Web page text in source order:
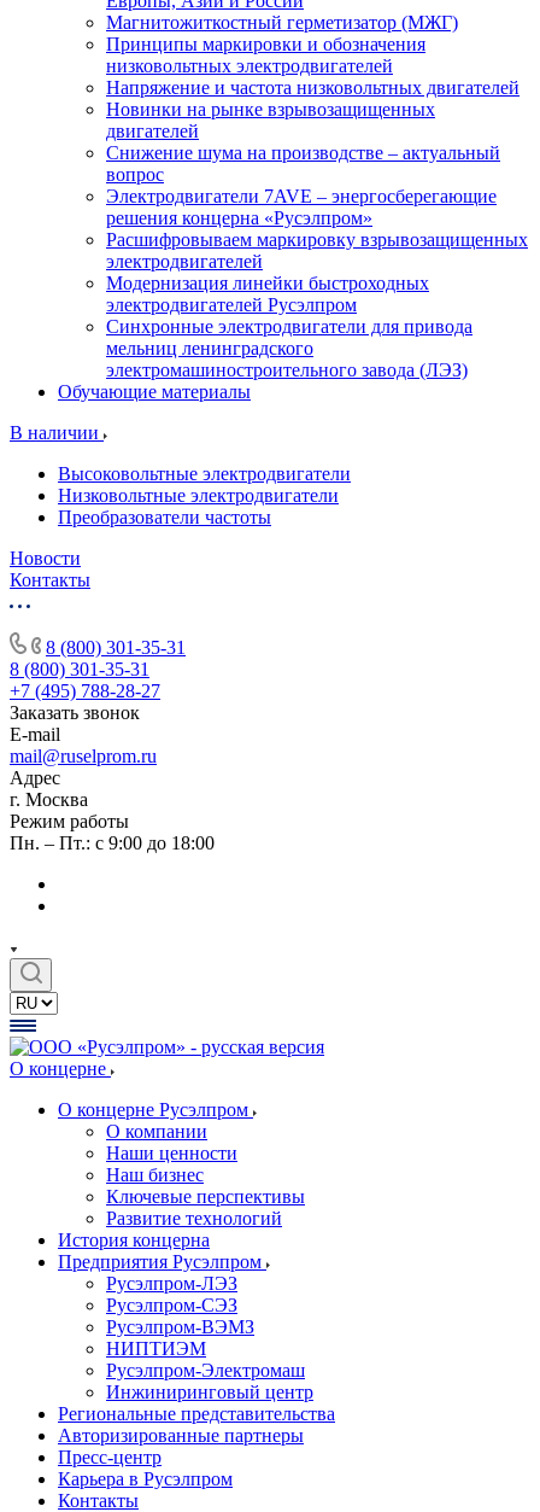
Магнитожиткостный герметизатор (МЖГ)
Принципы маркировки и обозначения
низковольтных электродвигателей
Напряжение и частота низковольтных двигателей
Новинки на рынке взрывозащищенных
двигателей
Снижение шума на производстве – актуальный
вопрос
Электродвигатели 7AVE – энергосберегающие
решения концерна «Русэлпром»
Расшифровываем маркировку взрывозащищенных
электродвигателей
Модернизация линейки быстроходных
электродвигателей Русэлпром
Синхронные электродвигатели для привода
мельниц ленинградского
электромашиностроительного завода (ЛЭЗ)
Обучающие материалы
В наличии
Высоковольтные электродвигатели
Низковольтные электродвигатели
Преобразователи частоты
Новости
Контакты
8 (800) 301-35-31
8 (800) 301-35-31
+7 (495) 788-28-27
Заказать звонок
E-mail
mail@ruselprom.ru
Адрес
г. Москва
Режим работы
Пн. – Пт.: с 9:00 до 18:00
О концерне
О концерне Русэлпром
О компании
Наши ценности
Наш бизнес
Ключевые перспективы
Развитие технологий
История концерна
Предприятия Русэлпром
Русэлпром-ЛЭЗ
Русэлпром-СЭЗ
Русэлпром-ВЭМЗ
НИПТИЭМ
Русэлпром-Электромаш
Инжиниринговый центр
Региональные представительства
Авторизированные партнеры
Пресс-центр
Карьера в Русэлпром
Контакты